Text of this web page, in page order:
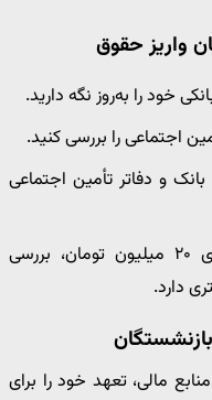
واریز حقوق
خود را به‌روز نگه دارید.
اجتماعی را بررسی کنید.
و دفاتر تأمین اجتماعی
برای بازنشستگان با دریافتی بالای ۲۰ میلیون تومان، بررسی
دارد.
مالی، تعهد خود را برای